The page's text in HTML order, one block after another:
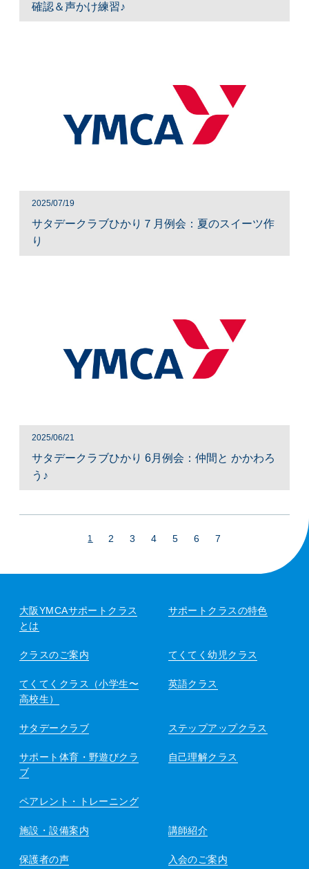
確認＆声かけ練習♪
2025/07/19
サタデークラブひかり７月例会：夏のスイーツ作
り
2025/06/21
サタデークラブひかり 6月例会：仲間と かかわろ
う♪
1 2 3 4 5 6 7
大阪YMCAサポートクラス
とは
サポートクラスの特色
クラスのご案内 てくてく幼児クラス
てくてくクラス（小学生〜
高校生）
英語クラス
サタデークラブ ステップアップクラス
サポート体育・野遊びクラ
ブ
自己理解クラス
ペアレント・トレーニング
施設・設備案内 講師紹介
保護者の声 入会のご案内